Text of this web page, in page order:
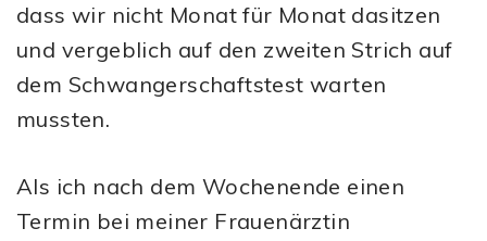
dass wir nicht Monat für Monat dasitzen
und vergeblich auf den zweiten Strich auf
dem Schwangerschaftstest warten
mussten.
Als ich nach dem Wochenende einen
Termin bei meiner Frauenärztin